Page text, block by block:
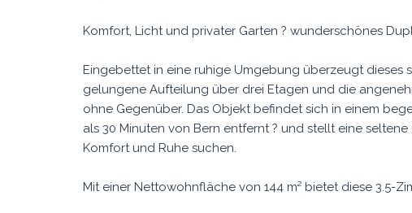
Komfort, Licht und privater Garten ? wunderschönes
Eingebettet in eine ruhige Umgebung überzeugt dieses
gelungene Aufteilung über drei Etagen und die
ohne Gegenüber. Das Objekt befindet sich in einem
als 30 Minuten von Bern entfernt ? und stellt eine
Komfort und Ruhe suchen.
Mit einer Nettowohnfläche von 144 m² bietet diese 3.5-